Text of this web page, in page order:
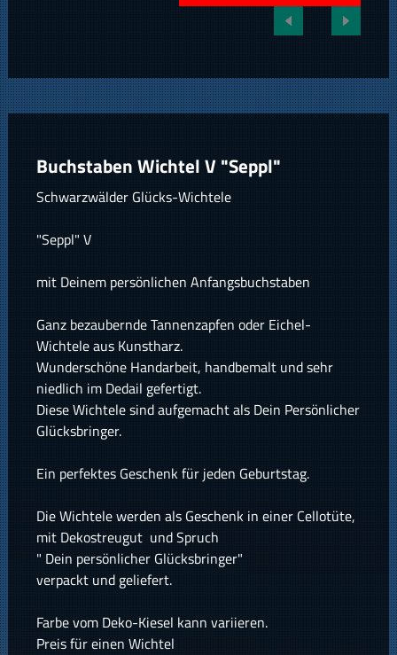
Buchstaben Wichtel V "Seppl"
Schwarzwälder Glücks-Wichtele
"Seppl" V
mit Deinem persönlichen Anfangsbuchstaben
Ganz bezaubernde Tannenzapfen oder Eichel-
Wichtele aus Kunstharz.
Wunderschöne Handarbeit, handbemalt und sehr
niedlich im Dedail gefertigt.
Diese Wichtele sind aufgemacht als Dein Persönlicher
Glücksbringer.
Ein perfektes Geschenk für jeden Geburtstag.
Die Wichtele werden als Geschenk in einer Cellotüte,
mit Dekostreugut und Spruch
" Dein persönlicher Glücksbringer"
verpackt und geliefert.
Farbe vom Deko-Kiesel kann variieren.
Preis für einen Wichtel